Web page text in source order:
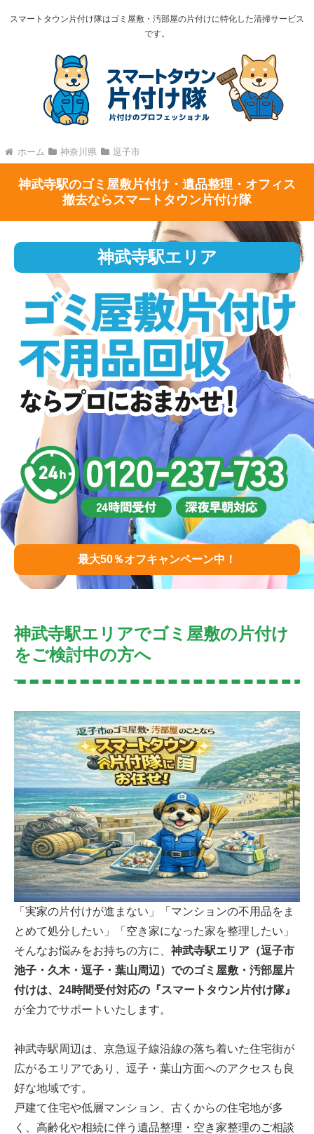
スマートタウン片付け隊はゴミ屋敷・汚部屋の片付けに特化した清掃サービス
です。
ホーム 神奈川県 逗子市
神武寺駅のゴミ屋敷片付け・遺品整理・オフィス
撤去ならスマートタウン片付け隊
神武寺駅エリア
最大50％オフキャンペーン中！
神武寺駅エリアでゴミ屋敷の片付け
をご検討中の方へ
「実家の片付けが進まない」「マンションの不用品をま
とめて処分したい」「空き家になった家を整理したい」
そんなお悩みをお持ちの方に、 神武寺駅エリア（逗子市
池子・久木・逗子・葉山周辺）でのゴミ屋敷・汚部屋片
付けは、24時間受付対応の『スマートタウン片付け隊』
が全力でサポートいたします。
神武寺駅周辺は、京急逗子線沿線の落ち着いた住宅街が
広がるエリアであり、逗子・葉山方面へのアクセスも良
好な地域です。
戸建て住宅や低層マンション、古くからの住宅地が多
く、高齢化や相続に伴う遺品整理・空き家整理のご相談